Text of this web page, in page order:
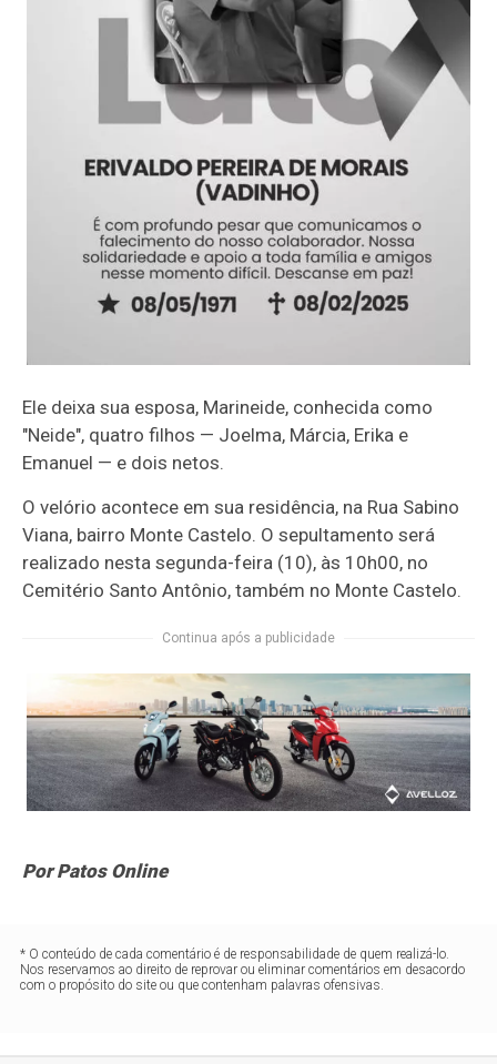
Ele deixa sua esposa, Marineide, conhecida como
"Neide", quatro filhos — Joelma, Márcia, Erika e
Emanuel — e dois netos.
O velório acontece em sua residência, na Rua Sabino
Viana, bairro Monte Castelo. O sepultamento será
realizado nesta segunda-feira (10), às 10h00, no
Cemitério Santo Antônio, também no Monte Castelo.
Continua após a publicidade
Por Patos Online
* O conteúdo de cada comentário é de responsabilidade de quem realizá-lo.
Nos reservamos ao direito de reprovar ou eliminar comentários em desacordo
com o propósito do site ou que contenham palavras ofensivas.